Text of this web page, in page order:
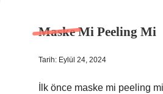
Maske Mi Peeling Mi
Tarih: Eylül 24, 2024
İlk önce maske mi peeling